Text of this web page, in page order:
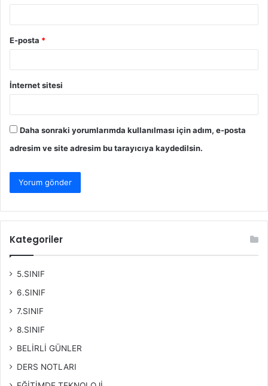
E-posta *
İnternet sitesi
Daha sonraki yorumlarımda kullanılması için adım, e-posta
adresim ve site adresim bu tarayıcıya kaydedilsin.
Kategoriler
5.SINIF
6.SINIF
7.SINIF
8.SINIF
BELİRLİ GÜNLER
DERS NOTLARI